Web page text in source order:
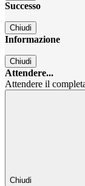
Successo
Chiudi
Informazione
Chiudi
Attendere...
Attendere il
Chiudi